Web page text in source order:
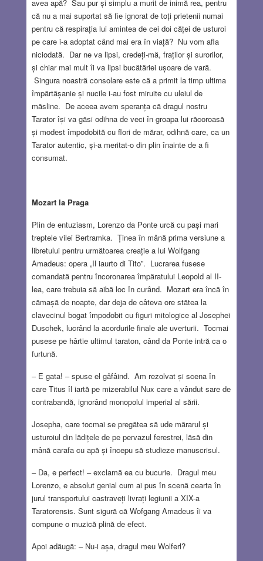
avea apă? Sau pur și simplu a murit de inimă rea, pentru
că nu a mai suportat să fie ignorat de toți prietenii numai
pentru că respirația lui amintea de cei doi căței de usturoi
pe care i-a adoptat când mai era în viață? Nu vom afla
niciodată. Dar ne va lipsi, credeți-mă, fraților și surorilor,
și chiar mai mult îi va lipsi bucătăriei ușoare de vară.
Singura noastră consolare este că a primit la timp ultima
împărtășanie și nucile i-au fost miruite cu uleiul de
măsline. De aceea avem speranța că dragul nostru
Tarator își va găsi odihna de veci în groapa lui răcoroasă
și modest împodobită cu flori de mărar, odihnă care, ca un
Tarator autentic, și-a meritat-o din plin înainte de a fi
consumat.
Mozart la Praga
Plin de entuziasm, Lorenzo da Ponte urcă cu pași mari
treptele vilei Bertramka. Ținea în mână prima versiune a
libretului pentru următoarea creație a lui Wolfgang
Amadeus: opera „Il iaurto di Tito”. Lucrarea fusese
comandată pentru încoronarea împăratului Leopold al II-
lea, care trebuia să aibă loc în curând. Mozart era încă în
cămașă de noapte, dar deja de câteva ore stătea la
clavecinul bogat împodobit cu figuri mitologice al Josephei
Duschek, lucrând la acordurile finale ale uverturii. Tocmai
pusese pe hârtie ultimul taraton, când da Ponte intră ca o
furtună.
– E gata! – spuse el gâfâind. Am rezolvat și scena în
care Titus îl iartă pe mizerabilul Nux care a vândut sare de
contrabandă, ignorând monopolul imperial al sării.
Josepha, care tocmai se pregătea să ude mărarul și
usturoiul din lădițele de pe pervazul ferestrei, lăsă din
mână carafa cu apă și începu să studieze manuscrisul.
– Da, e perfect! – exclamă ea cu bucurie. Dragul meu
Lorenzo, e absolut genial cum ai pus în scenă cearta în
jurul transportului castraveți livrați legiunii a XIX-a
Taratorensis. Sunt sigură că Wofgang Amadeus îi va
compune o muzică plină de efect.
Apoi adăugă: – Nu-i așa, dragul meu Wolferl?